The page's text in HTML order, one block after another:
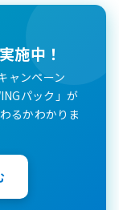
施中！
ャンペーン
パック」が
るかわかりま